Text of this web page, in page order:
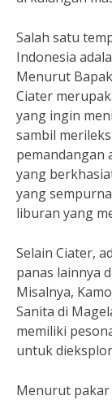
Salah satu
Indonesia
Menurut
Ciater
yang ingin
sambil
pemandangan
yang
yang
liburan yang
Selain Ciater,
panas lainnya
Misalnya,
Sanita di
memiliki
untuk
Menurut pakar